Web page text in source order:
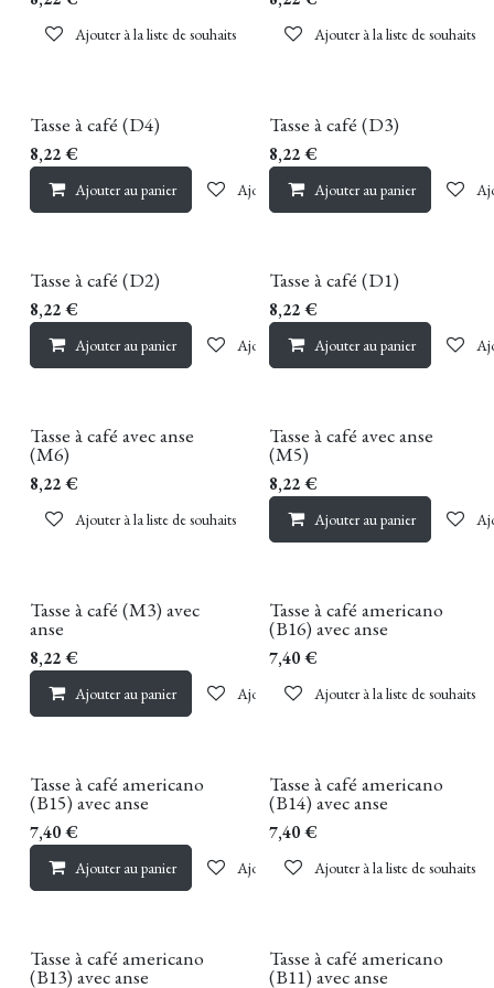
Ajouter à la liste de souhaits Ajouter à la liste de souhaits
Tasse à café (D4)
8,22 €
Ajouter au panier Ajouter à la liste de souhaits
Tasse à café (D3)
8,22€
Ajouter au panier
Tasse à café (D2)
8,22 €
Ajouter au panier Ajouter à la liste de souhaits
Tasse à café (D1)
8,22€
Ajouter au panier
Tasse à café avec anse
(M6)
8,22 €
Ajouter à la liste de souhaits
Tasse à café avec anse
(M5)
8,22€
Ajouter au panier
Tasse à café (M3) avec
anse
8,22 €
Ajouter au panier Ajouter à la liste de souhaits
Tasse à café americano
(B16) avec anse
7,40€
Ajouter à la liste de souhaits
Tasse à café americano
(B15) avec anse
7,40 €
Ajouter au panier Ajouter à la liste de souhaits
Tasse à café americano
(B14) avec anse
7,40€
Ajouter à la liste de souhaits
Tasse à café americano
(B13) avec anse
Tasse à café americano
(B11) avec anse